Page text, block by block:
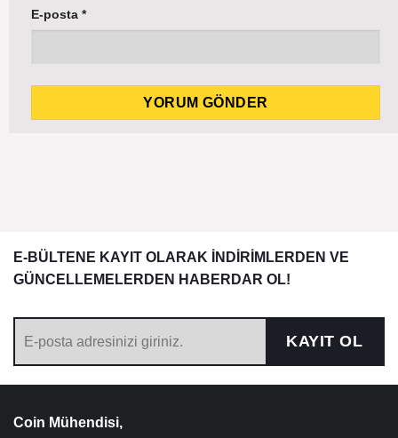
E-posta *
E-BÜLTENE KAYIT OLARAK İNDİRİMLERDEN VE
GÜNCELLEMELERDEN HABERDAR OL!
KAYIT OL
Coin Mühendisi,